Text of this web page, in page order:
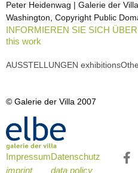
Peter Heidenwag | Galerie der
Washington, Copyright Public
INFORMIEREN SIE SICH
this work
AUSSTELLUNGEN exhibitions
© Galerie der Villa 2007
Impressum
imprint
Datenschutz
data policy